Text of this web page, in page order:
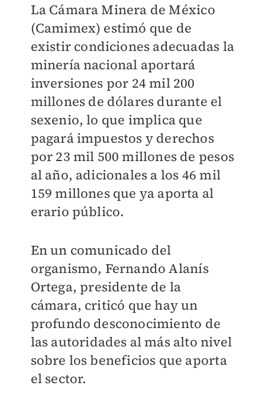
La Cámara Minera de México
(Camimex) estimó que de
existir condiciones adecuadas la
minería nacional aportará
inversiones por 24 mil 200
millones de dólares durante el
sexenio, lo que implica que
pagará impuestos y derechos
por 23 mil 500 millones de pesos
al año, adicionales a los 46 mil
159 millones que ya aporta al
erario público.
En un comunicado del
organismo, Fernando Alanís
Ortega, presidente de la
cámara, criticó que hay un
profundo desconocimiento de
las autoridades al más alto nivel
sobre los beneficios que aporta
el sector.